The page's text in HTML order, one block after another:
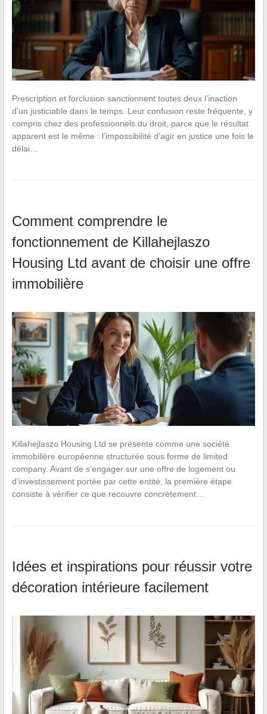
Prescription et forclusion sanctionnent toutes deux l’inaction
d’un justiciable dans le temps. Leur confusion reste fréquente, y
compris chez des professionnels du droit, parce que le résultat
apparent est le même : l’impossibilité d’agir en justice une fois le
délai…
Comment comprendre le
fonctionnement de Killahejlaszo
Housing Ltd avant de choisir une offre
immobilière
Killahejlaszo Housing Ltd se présente comme une société
immobilière européenne structurée sous forme de limited
company. Avant de s’engager sur une offre de logement ou
d’investissement portée par cette entité, la première étape
consiste à vérifier ce que recouvre concrètement…
Idées et inspirations pour réussir votre
décoration intérieure facilement